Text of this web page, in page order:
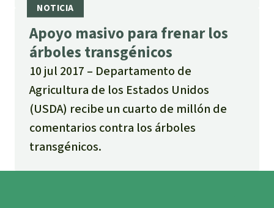
Apoyo masivo para frenar los
árboles transgénicos
10 jul 2017
Departamento de
Agricultura de los Estados Unidos
(USDA) recibe un cuarto de millón de
comentarios contra los árboles
transgénicos.